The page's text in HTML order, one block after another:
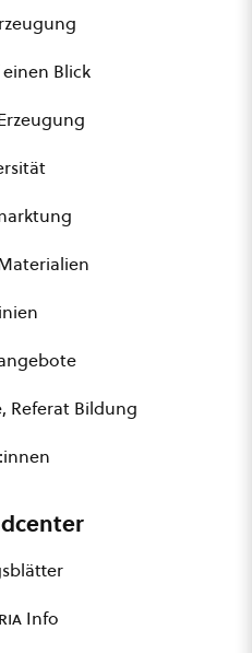
Blick
Referat Bildung
Info